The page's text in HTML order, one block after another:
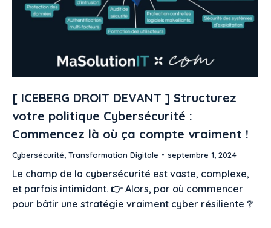
[ ICEBERG DROIT DEVANT ] Structurez
votre politique Cybersécurité :
Commencez là où ça compte vraiment !
Cybersécurité, Transformation Digitale septembre 1, 2024
Le champ de la cybersécurité est vaste, complexe,
et parfois intimidant. 👉 Alors, par où commencer
pour bâtir une stratégie vraiment cyber résiliente ❔